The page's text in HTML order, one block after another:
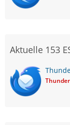
Aktuelle 153
Thunder